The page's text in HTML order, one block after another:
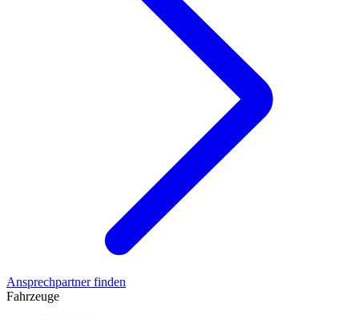
Ansprechpartner finden
Fahrzeuge